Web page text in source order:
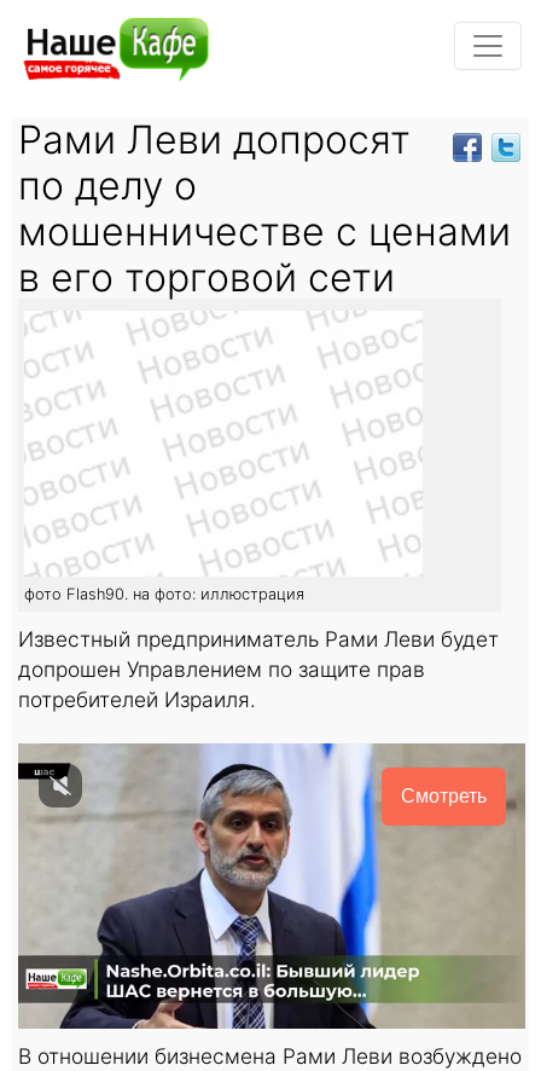
Рами Леви допросят
по делу о
мошенничестве с ценами
в его торговой сети
фото Flash90. на фото: иллюстрация
Известный предприниматель Рами Леви будет
допрошен Управлением по защите прав
потребителей Израиля.
Смотреть
В отношении бизнесмена Рами Леви возбуждено